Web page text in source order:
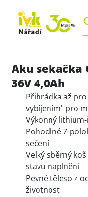
Aku sekačka
36V 4,0Ah
Přihrádka až
vybíjením" pro
Výkonný
Pohodlné 7-
sečení
Velký sběrný
stavu naplnění
Pevné těleso z
životnost